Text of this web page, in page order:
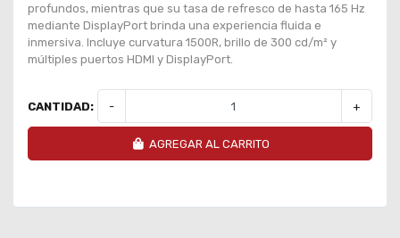
profundos, mientras que su tasa de refresco de hasta 165 Hz
mediante DisplayPort brinda una experiencia fluida e
inmersiva. Incluye curvatura 1500R, brillo de 300 cd/m² y
múltiples puertos HDMI y DisplayPort.
CANTIDAD: - +
AGREGAR AL CARRITO